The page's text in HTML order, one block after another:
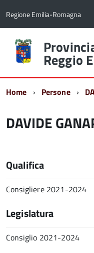
Regione Emilia-Romagna
Torna
alla
home Reggio
Home Persone
DAVIDE
Qualifica
Consigliere 2021-2024
Legislatura
Consiglio 2021-2024